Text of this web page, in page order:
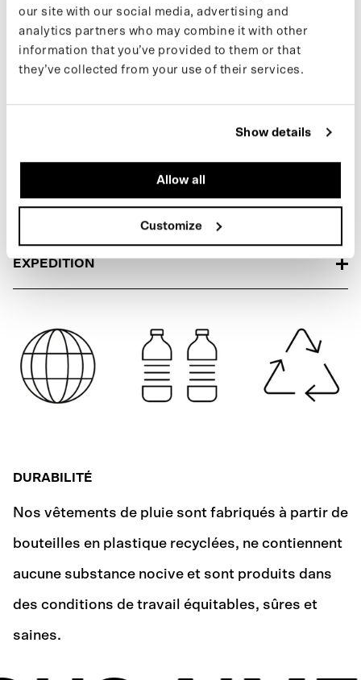
our site with our social media, advertising and
analytics partners who may combine it with other
information that you’ve provided to them or that
they’ve collected from your use of their services.
Show details
Allow all
Customize
BLUE BLOSSOM
Lorsque le tissu entre en contact avec l'eau, le motif ou le texte
sous-jacent apparaît. Cet imperméable se replie facilement dans
sa pochette intégrée. Il se transforme facilement en un poncho
Fabriqué à partir de 77 bouteilles en PET recyclées.
Instagramou inscris-toi à
SPÉCIFICATIONS
EXPÉDITION
DURABILITÉ
Nos vêtements de pluie sont fabriqués à partir de
bouteilles en plastique recyclées, ne contiennent
aucune substance nocive et sont produits dans
des conditions de travail équitables, sûres et
saines.